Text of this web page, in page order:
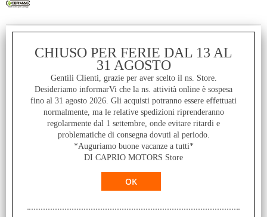
DisponibileCHIUSO PER FERIE DAL 13 AL
31 AGOSTO
Gentili Clienti, grazie per aver scelto il ns. Store.
Desideriamo informarVi che la ns. attività online è sospesa
fino al 31 agosto 2026. Gli acquisti potranno essere effettuati
normalmente, ma le relative spedizioni riprenderanno
regolarmente dal 1 settembre, onde evitare ritardi e
problematiche di consegna dovuti al periodo.
*Auguriamo buone vacanze a tutti*
DI CAPRIO MOTORS Store